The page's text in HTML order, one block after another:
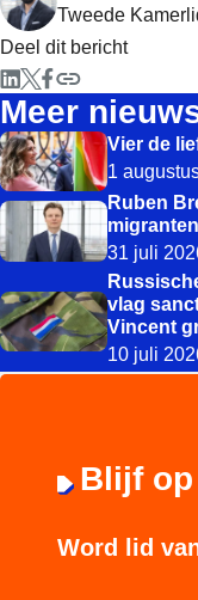
Tweede
Deel dit bericht
Meer
Vier de
1
Ruben
31 juli
vlag
Vincent
10 juli
Blijf
Word lid